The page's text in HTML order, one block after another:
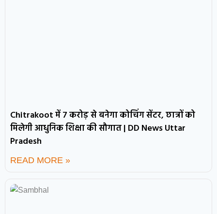
Chitrakoot में 7 करोड़ से बनेगा कोचिंग सेंटर, छात्रों को
मिलेगी आधुनिक शिक्षा की सौगात | DD News Uttar
Pradesh
READ MORE »